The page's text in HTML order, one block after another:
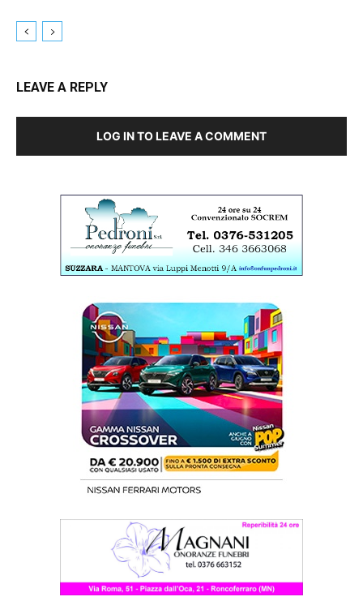
LEAVE A REPLY
LOG IN TO LEAVE A COMMENT